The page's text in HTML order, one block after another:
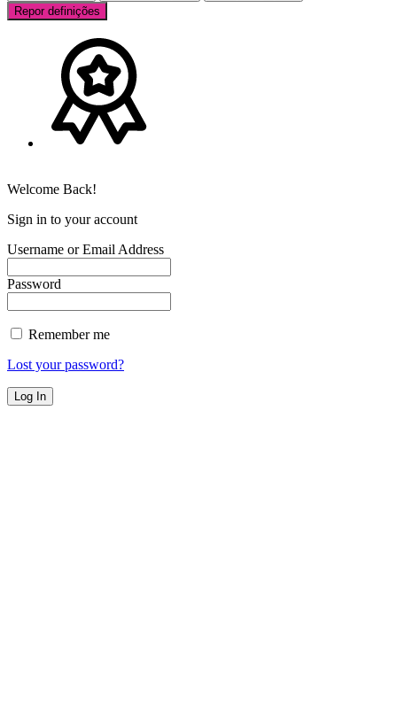
Repor definições
Welcome Back!
Sign in to your account
Username or Email Address
Password
Remember me
Lost your password?